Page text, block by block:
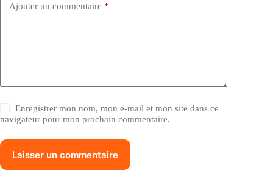
Ajouter un commentaire *
Enregistrer mon nom, mon e-mail et mon site dans ce
navigateur pour mon prochain commentaire.
Laisser un commentaire